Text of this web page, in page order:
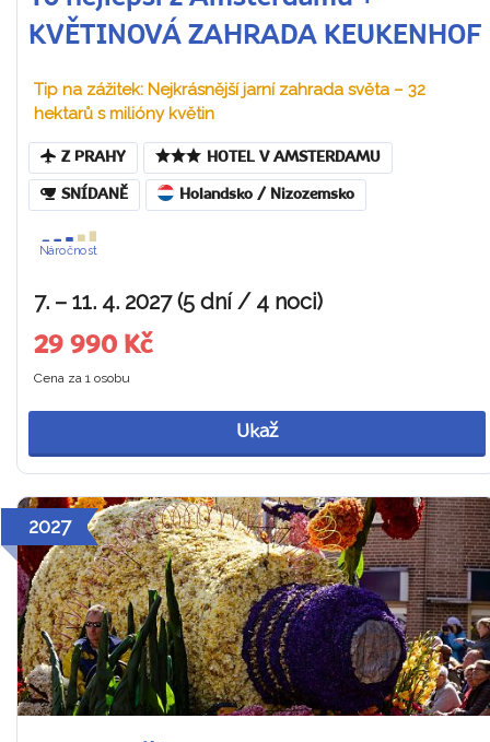
KVĚTINOVÁ ZAHRADA KEUKENHOF
Tip na zážitek: Nejkrásnější jarní zahrada světa – 32
hektarů s milióny květin
Z PRAHY HOTEL V AMSTERDAMU
SNÍDANĚ Holandsko / Nizozemsko
Náročnost
7. – 11. 4. 2027 (5 dní / 4 noci)
29 990 Kč
Cena za 1 osobu
Ukaž
2027